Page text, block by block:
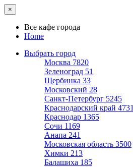
×
Все кафе города
Home
Выбрать город
Москва 7820
Зеленоград 51
Щербинка 33
Московский 28
Санкт-Петербург 5245
Краснодарский край 4731
Краснодар 1365
Сочи 1169
Анапа 241
Московская область 3500
Химки 213
Балашиха 185